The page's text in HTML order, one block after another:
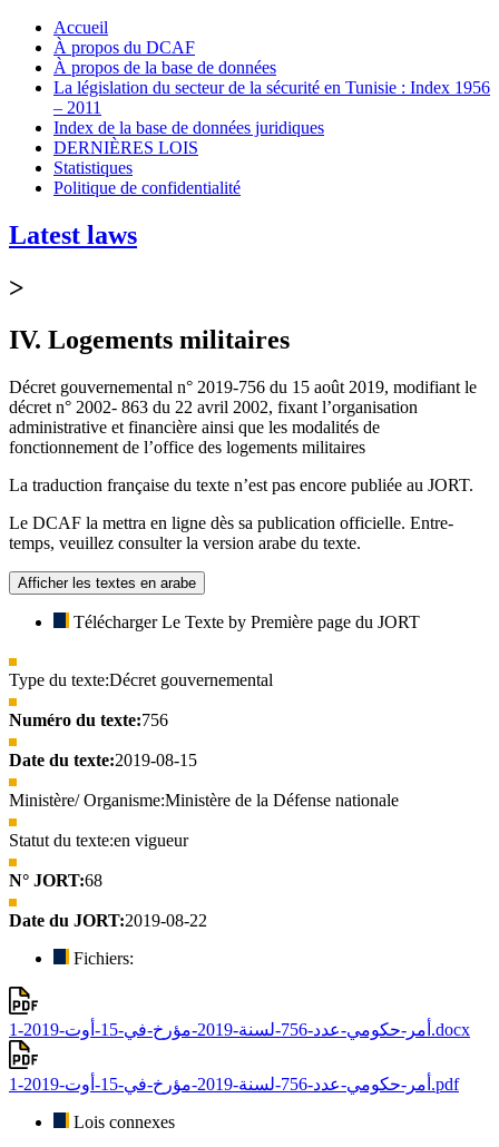
Accueil
À propos du DCAF
À propos de la base de données
La législation du secteur de la sécurité en Tunisie : Index 1956
– 2011
Index de la base de données juridiques
DERNIÈRES LOIS
Statistiques
Politique de confidentialité
Latest laws
>
IV. Logements militaires
Décret gouvernemental n° 2019-756 du 15 août 2019, modifiant le
décret n° 2002- 863 du 22 avril 2002, fixant l’organisation
administrative et financière ainsi que les modalités de
fonctionnement de l’office des logements militaires
La traduction française du texte n’est pas encore publiée au JORT.
Le DCAF la mettra en ligne dès sa publication officielle. Entre-
temps, veuillez consulter la version arabe du texte.
Afficher les textes en arabe
Télécharger Le Texte by Première page du JORT
Type du texte:Décret gouvernemental
Numéro du texte:756
Date du texte:2019-08-15
Ministère/ Organisme:Ministère de la Défense nationale
Statut du texte:en vigueur
N° JORT:68
Date du JORT:2019-08-22
Fichiers:
أمر-حكومي-عدد-756-لسنة-2019-مؤرخ-في-15-أوت-2019-1.docx
أمر-حكومي-عدد-756-لسنة-2019-مؤرخ-في-15-أوت-2019-1.pdf
Lois connexes